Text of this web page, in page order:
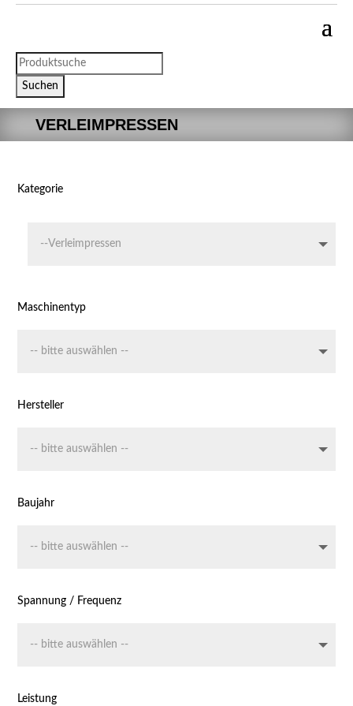
Products
search
Suchen
VERLEIMPRESSEN
Kategorie
Maschinentyp
Hersteller
Baujahr
Spannung / Frequenz
Leistung